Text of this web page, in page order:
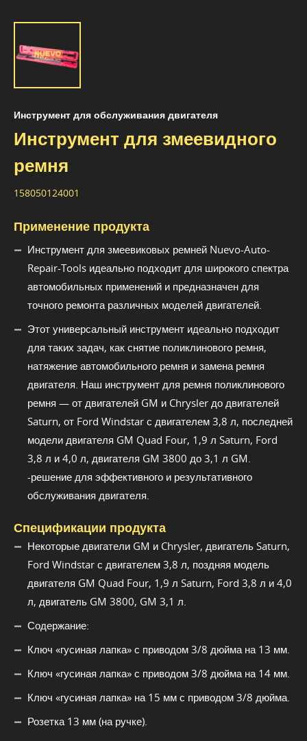
Инструмент для обслуживания двигателя
Инструмент для змеевидного
ремня
158050124001
Применение продукта
Инструмент для змеевиковых ремней Nuevo-Auto-
Repair-Tools идеально подходит для широкого спектра
автомобильных применений и предназначен для
точного ремонта различных моделей двигателей.
Этот универсальный инструмент идеально подходит
для таких задач, как снятие поликлинового ремня,
натяжение автомобильного ремня и замена ремня
двигателя. Наш инструмент для ремня поликлинового
ремня — от двигателей GM и Chrysler до двигателей
Saturn, от Ford Windstar с двигателем 3,8 л, последней
модели двигателя GM Quad Four, 1,9 л Saturn, Ford
3,8 л и 4,0 л, двигателя GM 3800 до 3,1 л GM.
-решение для эффективного и результативного
обслуживания двигателя.
Спецификации продукта
Некоторые двигатели GM и Chrysler, двигатель Saturn,
Ford Windstar с двигателем 3,8 л, поздняя модель
двигателя GM Quad Four, 1,9 л Saturn, Ford 3,8 л и 4,0
л, двигатель GM 3800, GM 3,1 л.
Содержание:
Ключ «гусиная лапка» с приводом 3/8 дюйма на 13 мм.
Ключ «гусиная лапка» с приводом 3/8 дюйма на 14 мм.
Ключ «гусиная лапка» на 15 мм с приводом 3/8 дюйма.
Розетка 13 мм (на ручке).